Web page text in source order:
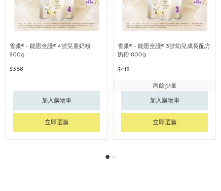
雀巢® - 能恩全護® 4號兒童奶粉
800g
$368
加入購物車
立即選購
雀巢® - 能恩全護® 3號幼兒成長配方
奶粉 800g
$418
尚餘少量
加入購物車
立即選購